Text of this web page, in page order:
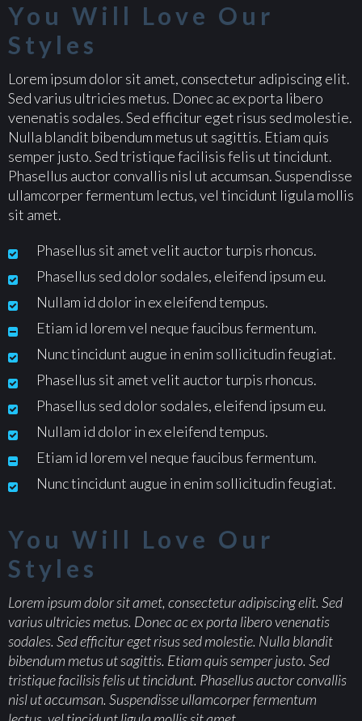
You Will Love Our
Styles
Lorem ipsum dolor sit amet, consectetur adipiscing elit.
Sed varius ultricies metus. Donec ac ex porta libero
venenatis sodales. Sed efficitur eget risus sed molestie.
Nulla blandit bibendum metus ut sagittis. Etiam quis
semper justo. Sed tristique facilisis felis ut tincidunt.
Phasellus auctor convallis nisl ut accumsan. Suspendisse
ullamcorper fermentum lectus, vel tincidunt ligula mollis
sit amet.
Phasellus sit amet velit auctor turpis rhoncus.
Phasellus sed dolor sodales, eleifend ipsum eu.
Nullam id dolor in ex eleifend tempus.
Etiam id lorem vel neque faucibus fermentum.
Nunc tincidunt augue in enim sollicitudin feugiat.
Phasellus sit amet velit auctor turpis rhoncus.
Phasellus sed dolor sodales, eleifend ipsum eu.
Nullam id dolor in ex eleifend tempus.
Etiam id lorem vel neque faucibus fermentum.
Nunc tincidunt augue in enim sollicitudin feugiat.
You Will Love Our
Styles
Lorem ipsum dolor sit amet, consectetur adipiscing elit. Sed
varius ultricies metus. Donec ac ex porta libero venenatis
sodales. Sed efficitur eget risus sed molestie. Nulla blandit
bibendum metus ut sagittis. Etiam quis semper justo. Sed
tristique facilisis felis ut tincidunt. Phasellus auctor convallis
nisl ut accumsan. Suspendisse ullamcorper fermentum